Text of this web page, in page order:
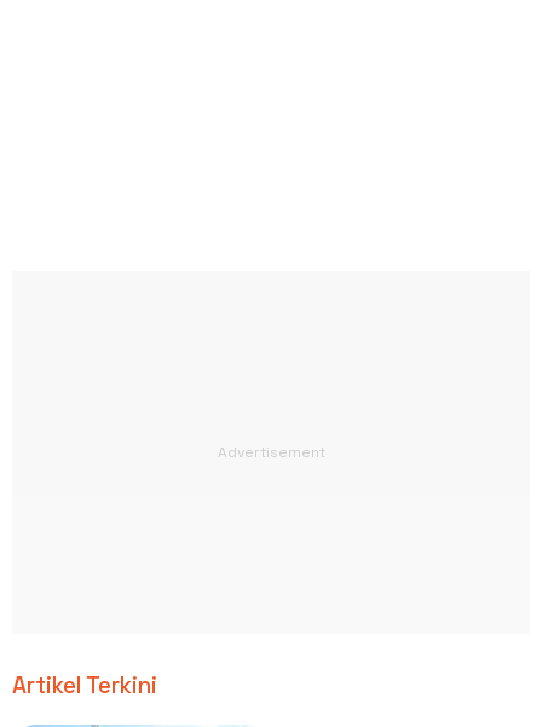
Artikel Terkini